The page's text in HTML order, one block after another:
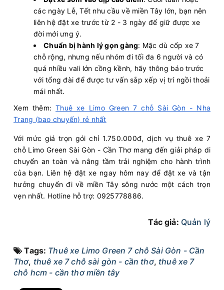
các ngày Lễ, Tết nhu cầu về miền Tây lớn, bạn nên
liên hệ đặt xe trước từ 2 - 3 ngày để giữ được xe
đời mới ưng ý.
Chuẩn bị hành lý gọn gàng: Mặc dù cốp xe 7
chỗ rộng, nhưng nếu nhóm đi tối đa 6 người và có
quá nhiều vali lớn cồng kềnh, hãy thông báo trước
với tổng đài để được tư vấn sắp xếp vị trí ngồi thoải
mái nhất.
Xem thêm:Thuê xe Limo Green 7 chỗ Sài Gòn - Nha
Trang (bao chuyến) rẻ nhất
Với mức giá trọn gói chỉ 1.750.000đ, dịch vụ thuê xe 7
chỗ Limo Green Sài Gòn - Cần Thơ mang đến giải pháp di
chuyển an toàn và nâng tầm trải nghiệm cho hành trình
của bạn. Liên hệ đặt xe ngay hôm nay để đặt xe và tận
hưởng chuyến đi về miền Tây sông nước một cách trọn
vẹn nhất. Hotline hỗ trợ: 0925778886.
Tác giả: Quản lý
Tags: Thuê xe Limo Green 7 chỗ Sài Gòn - Cần
Thơ, thuê xe 7 chỗ sài gòn - cần thơ, thuê xe 7
chỗ hcm - cần thơ miền tây